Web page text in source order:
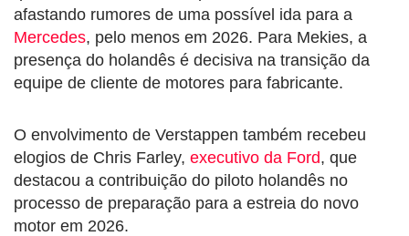
afastando rumores de uma possível ida para a
Mercedes, pelo menos em 2026. Para Mekies, a
presença do holandês é decisiva na transição da
equipe de cliente de motores para fabricante.
O envolvimento de Verstappen também recebeu
elogios de Chris Farley, executivo da Ford, que
destacou a contribuição do piloto holandês no
processo de preparação para a estreia do novo
motor em 2026.